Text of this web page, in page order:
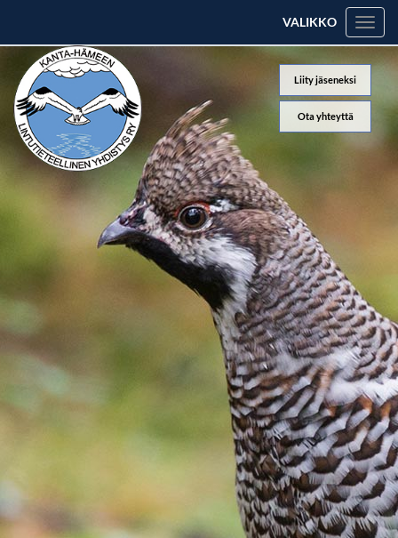
VALIKKO
Liity jäseneksi
Ota yhteyttä